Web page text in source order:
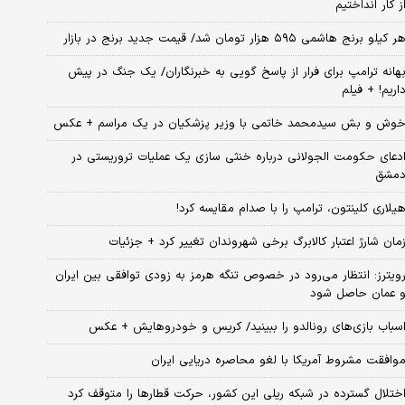
کار انداختیم
کیلو برنج هاشمی ۵۹۵ هزار تومان شد/ قیمت جدید برنج در بازار
ترامپ برای فرار از پاسخ گویی به خبرنگاران/ یک جنگ در پیش
+ فیلم
و بش سیدمحمد خاتمی با وزیر پزشکیان در یک مراسم + عکس
حکومت الجولانی درباره خنثی سازی یک عملیات تروریستی در
کلینتون، ترامپ را با صدام مقایسه کرد!
شارژ اعتبار کالابرگ برخی شهروندان تغییر کرد + جزئیات
انتظار می‌رود در خصوص تنگه هرمز به زودی توافقی بین ایران
عمان حاصل شود
بازی‌های رونالدو را ببینید/ کریس و خودروهایش + عکس
مشروط آمریکا با لغو محاصره دریایی ایران
گسترده در شبکه ریلی این کشور، حرکت قطارها را متوقف کرد